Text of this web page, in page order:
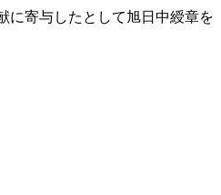
に寄与したとして旭日中綬章を